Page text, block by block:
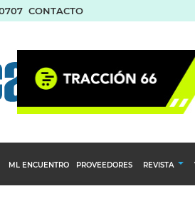
CONTACTO
ML ENCUENTRO PROVEEDORES REVISTA